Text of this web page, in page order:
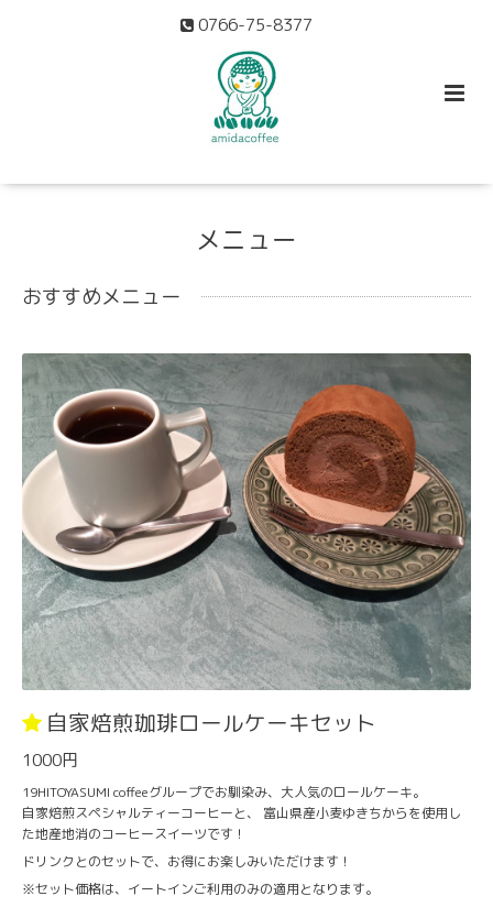
0766-75-8377
メニュー
おすすめメニュー
自家焙煎珈琲ロールケーキセット
1000円
19HITOYASUMI coffeeグループでお馴染み、大人気のロールケーキ。
自家焙煎スペシャルティーコーヒーと、 富山県産小麦ゆきちからを使用し
た地産地消のコーヒースイーツです！
ドリンクとのセットで、お得にお楽しみいただけます！
※セット価格は、イートインご利用のみの適用となります。